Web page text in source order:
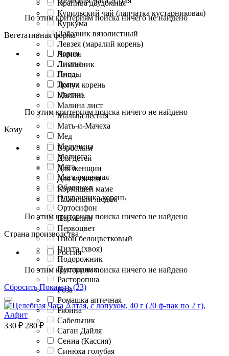
Крапива двудомная
Курильский чай (лапчатка кустарниковая)
Куркума
Лабазник вязолистный
Левзея (маралий корень)
Лимон
Лимонник
Липа
Лопух корень
Малина
Малина лист
Мальва лесная
Мать-и-Мачеха
Мед
Медуница
Мелисса
Мята
Мята перечная
Облепиха
Одуванчика корень
Ортосифон
Пармелия
Первоцвет
Пион белоцветковый
Пихта (хвоя)
Подорожник
Пустырник
Расторопша
Роза
Ромашка аптечная
Рябина
Сабельник
Саган Дайля
Сенна (Кассия)
Синюха голубая
По этим критериям поиска ничего не найдено
Вегетативная форма
Корни
Листья
Плоды
Травы
Цветки
По этим критериям поиска ничего не найдено
Кому
Взрослым
Для детей
Для женщин
Для мужчин
Кормящей маме
Пожилым людям
По этим критериям поиска ничего не найдено
Страна производства
Россия
По этим критериям поиска ничего не найдено
Сбросить Показать (23)
330 ₽ 280 ₽